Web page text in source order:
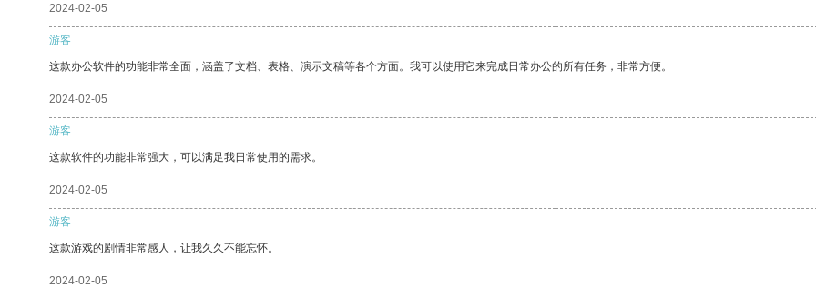
2024-02-05
游客
这款办公软件的功能非常全面，涵盖了文档、表格、演示文稿等各个方面。我可以使用它来完成日常办公的所有任务，非常方便。
2024-02-05
游客
这款软件的功能非常强大，可以满足我日常使用的需求。
2024-02-05
游客
这款游戏的剧情非常感人，让我久久不能忘怀。
2024-02-05